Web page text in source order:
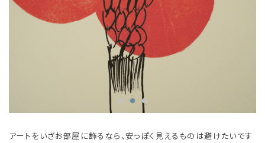
アートをいざお部屋に飾るなら、安っぽく見えるものは避けたいです